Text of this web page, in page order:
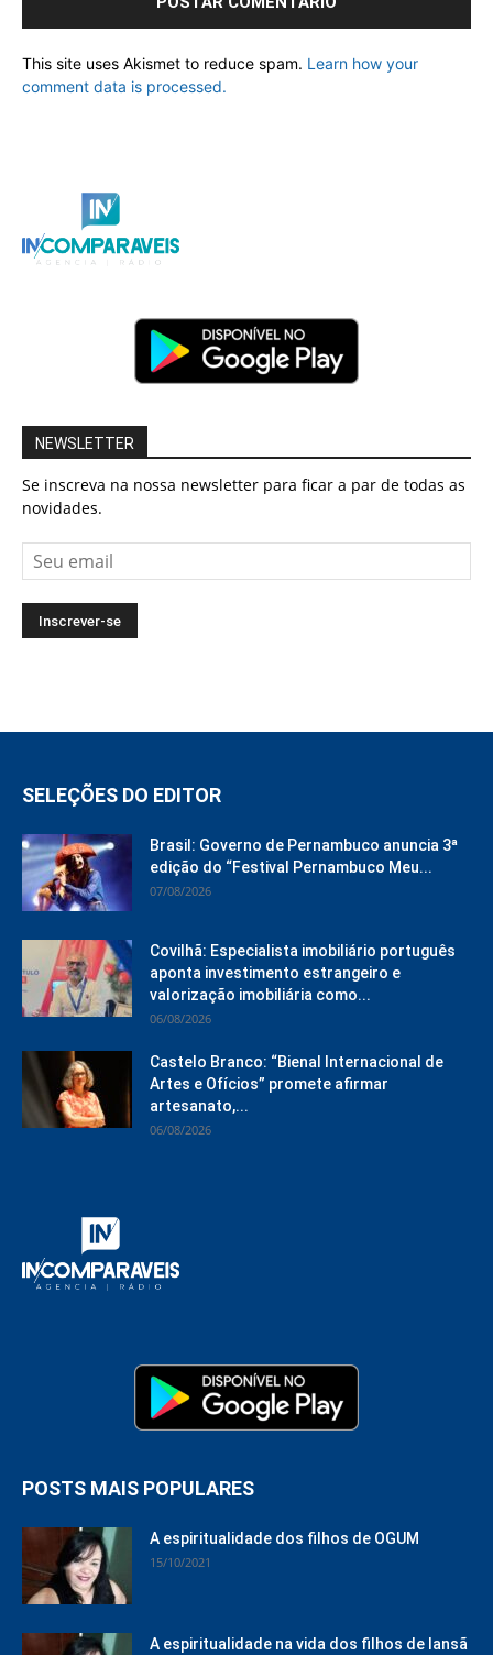
This site uses Akismet to reduce spam. Learn how your
comment data is processed.
NEWSLETTER
Se inscreva na nossa newsletter para ficar a par de todas as
novidades.
SELEÇÕES DO EDITOR
Brasil: Governo de Pernambuco anuncia 3ª
edição do “Festival Pernambuco Meu...
07/08/2026
Covilhã: Especialista imobiliário português
aponta investimento estrangeiro e
valorização imobiliária como...
06/08/2026
Castelo Branco: “Bienal Internacional de
Artes e Ofícios” promete afirmar
artesanato,...
06/08/2026
POSTS MAIS POPULARES
A espiritualidade dos filhos de OGUM
15/10/2021
A espiritualidade na vida dos filhos de Iansã